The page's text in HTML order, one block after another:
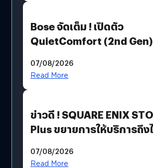
Bose จัดเต็ม ! เปิดตัว
QuietComfort (2nd Gen)
07/08/2026
Read More
ข่าวดี ! SQUARE ENIX
Plus ขยายการให้บริการถึง
โดยตรง
07/08/2026
Read More